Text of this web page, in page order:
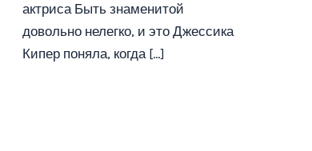
актриса Быть знаменитой
довольно нелегко, и это Джессика
Кипер поняла, когда […]